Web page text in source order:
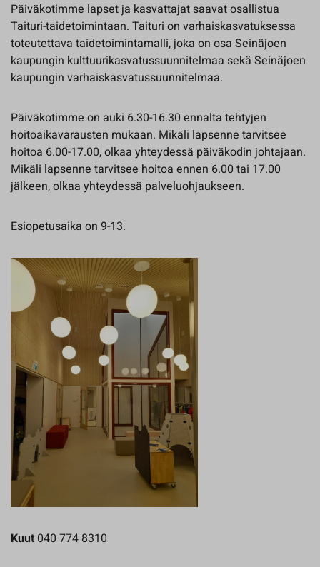
Päiväkotimme lapset ja kasvattajat saavat osallistua
Taituri-taidetoimintaan. Taituri on varhaiskasvatuksessa
toteutettava taidetoimintamalli, joka on osa Seinäjoen
kaupungin kulttuurikasvatussuunnitelmaa sekä Seinäjoen
kaupungin varhaiskasvatussuunnitelmaa.
Päiväkotimme on auki 6.30-16.30 ennalta tehtyjen
hoitoaikavarausten mukaan. Mikäli lapsenne tarvitsee
hoitoa 6.00-17.00, olkaa yhteydessä päiväkodin johtajaan.
Mikäli lapsenne tarvitsee hoitoa ennen 6.00 tai 17.00
jälkeen, olkaa yhteydessä palveluohjaukseen.
Esiopetusaika on 9-13.
Kuut 040 774 8310